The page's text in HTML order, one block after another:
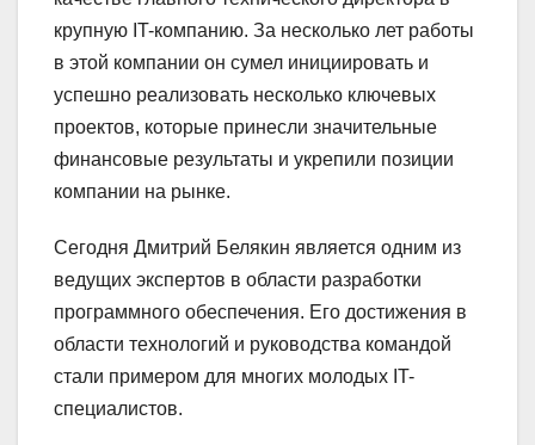
крупную IT-компанию. За несколько лет работы
в этой компании он сумел инициировать и
успешно реализовать несколько ключевых
проектов, которые принесли значительные
финансовые результаты и укрепили позиции
компании на рынке.
Сегодня Дмитрий Белякин является одним из
ведущих экспертов в области разработки
программного обеспечения. Его достижения в
области технологий и руководства командой
стали примером для многих молодых IT-
специалистов.